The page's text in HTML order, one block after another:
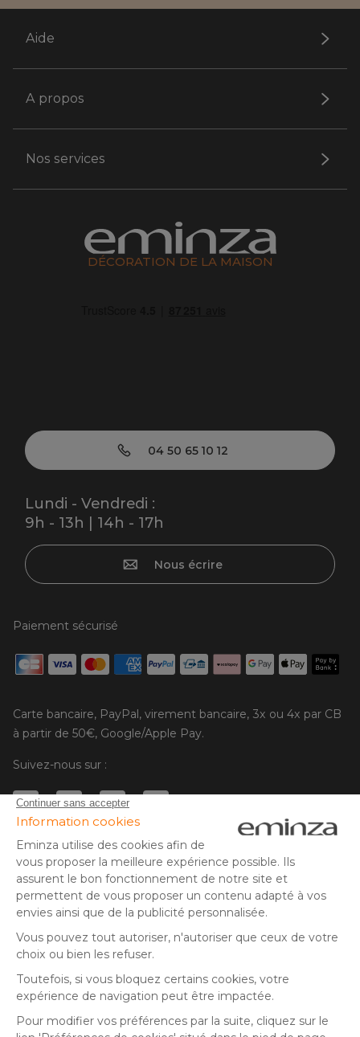
Aide
A propos
Nos services
DÉCORATION DE LA MAISON
04 50 65 10 12
Lundi - Vendredi :
9h - 13h | 14h - 17h
Nous écrire
Paiement sécurisé
Carte bancaire, PayPal, virement bancaire, 3x ou 4x par CB
à partir de 50€, Google/Apple Pay.
Suivez-nous sur :
© Copyright 2025 Eminza | Tous droits réservés |
ESPAÑA
ITALIE
DEUTSCHLAND
NEDERLAND
DANMARK
FRA
* Vous disposez de 30 jours (à compter de la réception ou du
retrait de votre colis) pour effectuer un retour de produits et
vous faire rembourser. Hors colis volumineux
14 h (jours ouvrés - hors livraison éco)